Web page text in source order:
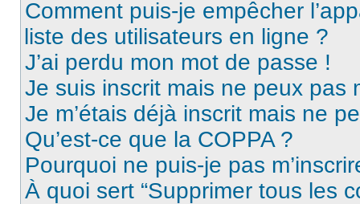
Comment puis-je empêcher
liste des utilisateurs en ligne ?
J’ai perdu mon mot de passe !
Je suis inscrit mais ne peux pas
Je m’étais déjà inscrit mais ne
Qu’est-ce que la COPPA ?
Pourquoi ne puis-je pas
À quoi sert “Supprimer tous les